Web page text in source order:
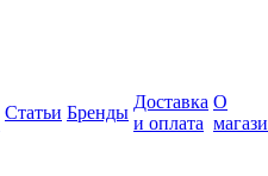
Статьи Бренды
Доставка
и оплата
О